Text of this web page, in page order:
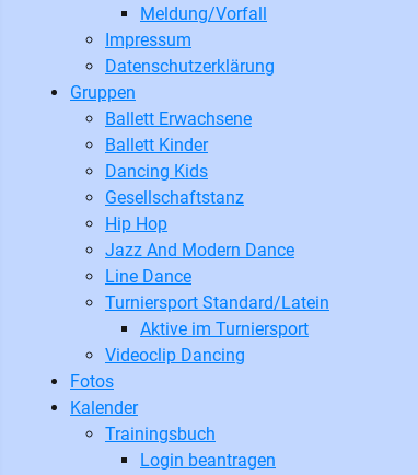
Meldung/Vorfall
Impressum
Datenschutzerklärung
Gruppen
Ballett Erwachsene
Ballett Kinder
Dancing Kids
Gesellschaftstanz
Hip Hop
Jazz And Modern Dance
Line Dance
Turniersport Standard/Latein
Aktive im Turniersport
Videoclip Dancing
Fotos
Kalender
Trainingsbuch
Login beantragen